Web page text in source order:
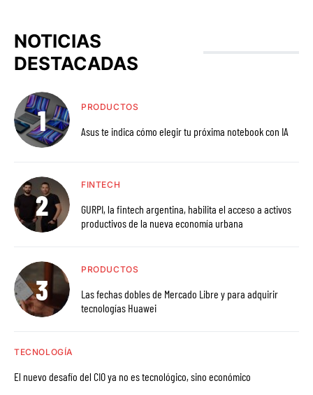
NOTICIAS
DESTACADAS
PRODUCTOS
Asus te indica cómo elegir tu próxima notebook con IA
FINTECH
GURPI, la fintech argentina, habilita el acceso a activos
productivos de la nueva economía urbana
PRODUCTOS
Las fechas dobles de Mercado Libre y para adquirir
tecnologías Huawei
TECNOLOGÍA
El nuevo desafío del CIO ya no es tecnológico, sino económico